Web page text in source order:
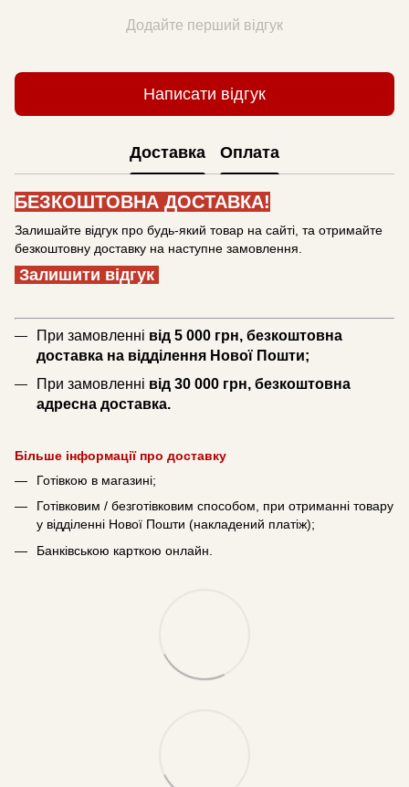
Додайте перший відгук
Написати відгук
Доставка Оплата
БЕЗКОШТОВНА ДОСТАВКА!
Залишайте відгук про будь-який товар на сайті, та отримайте
безкоштовну доставку на наступне замовлення.
Залишити відгук
При замовленні від 5 000 грн, безкоштовна
доставка на відділення Нової Пошти;
При замовленні від 30 000 грн, безкоштовна
адресна доставка.
Більше інформації про доставку
Готівкою в магазині;
Готівковим / безготівковим способом, при отриманні товару
у відділенні Нової Пошти (накладений платіж);
Банківською карткою онлайн.